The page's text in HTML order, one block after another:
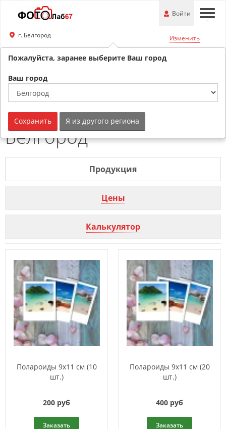
Перейти
основной
информации
---
Войти
г. Белгород Изменить
Обратный звонок
Фотокарточки г.
Белгород
Продукция
Цены
Калькулятор
Полароиды 9х11 см (10
шт.)
200 руб
Заказать
Полароиды 9х11 см (20
шт.)
400 руб
Заказать
Пожалуйста, заранее выберите Ваш город
Ваш город
Сохранить Я из другого региона